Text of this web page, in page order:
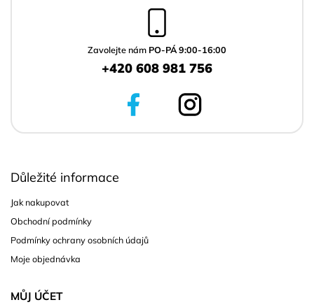
Zavolejte nám PO-PÁ 9:00-16:00
+420 608 981 756
Důležité informace
Jak nakupovat
Obchodní podmínky
Podmínky ochrany osobních údajů
Moje objednávka
MŮJ ÚČET